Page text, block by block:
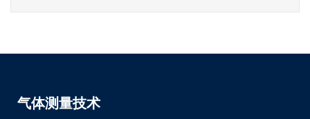
气体测量技术